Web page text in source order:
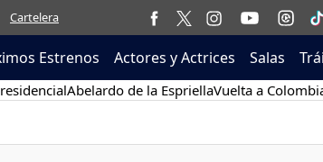
Cartelera
Estrenos Actores y Actrices Salas
Abelardo de la EspriellaVuelta a